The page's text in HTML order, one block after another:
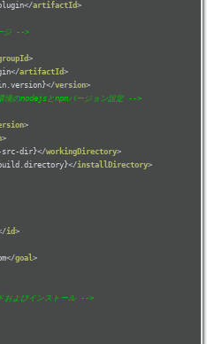
</artifactId>
ジ -->
>
</artifactId>
</version>
のnodejsとnpmバージョン設定 -->
>
>
src-dir}</workingDirectory>
</installDirectory>
id>
</goal>
およびインストール -->